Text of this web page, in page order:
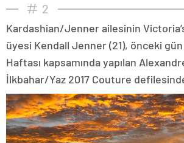
2
Kardashian/Jenner ailesinin
üyesi Kendall Jenner (21), önceki
Haftası kapsamında yapılan
İlkbahar/Yaz 2017 Couture